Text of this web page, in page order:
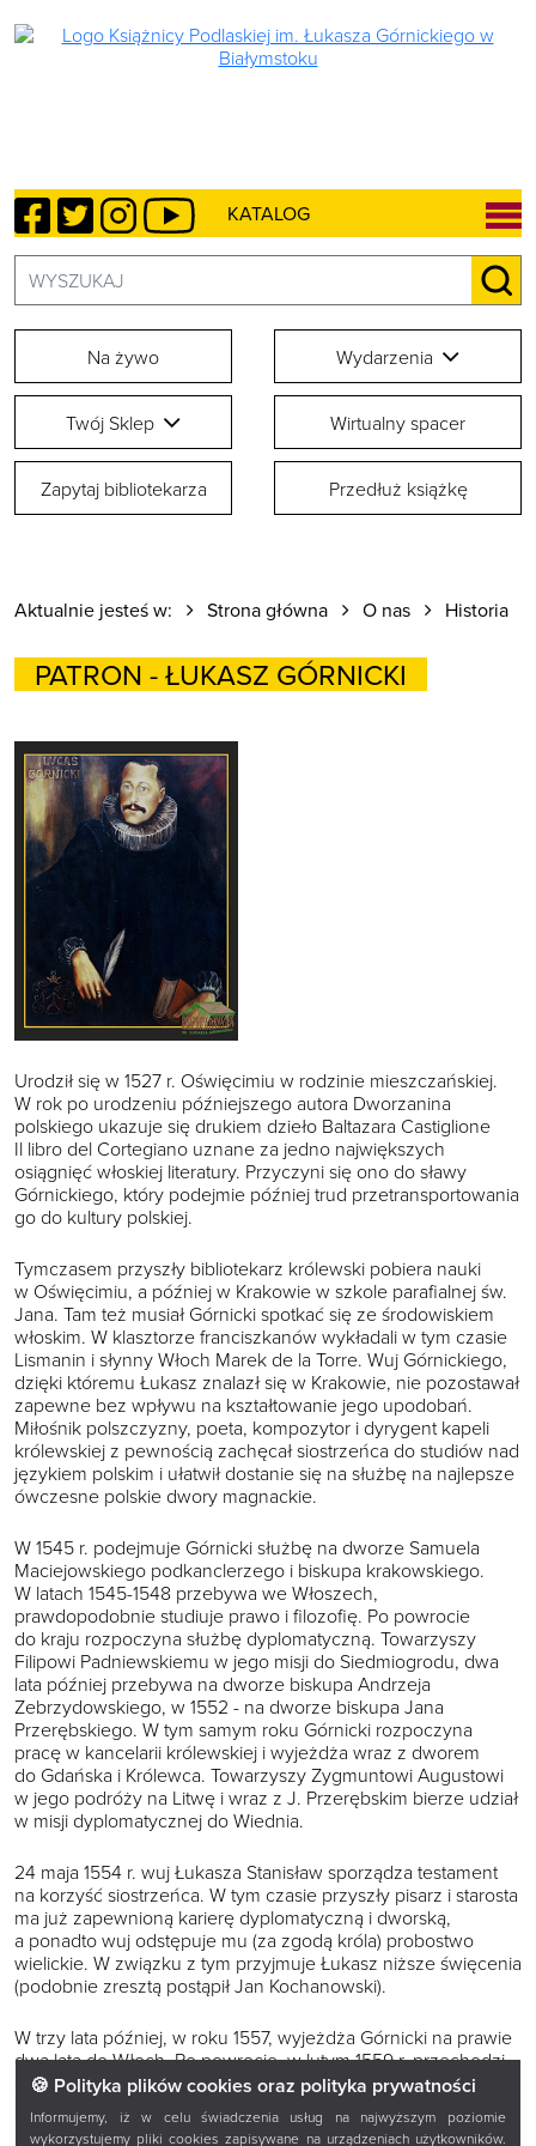
🍪 Polityka plików cookies oraz polityka prywatności
Informujemy, iż w celu świadczenia usług na najwyższym poziomie
wykorzystujemy pliki cookies zapisywane na urządzeniach użytkowników.
KATALOG
Facebook
TwitterInstagram
YouTube
Na żywo Wydarzenia
Twój Sklep Wirtualny spacer
Zapytaj bibliotekarza Przedłuż książkę
Aktualnie jesteś w: Strona główna O nas Historia
PATRON - ŁUKASZ GÓRNICKI
Urodził się w 1527 r. Oświęcimiu w rodzinie mieszczańskiej.
W rok po urodzeniu późniejszego autora Dworzanina
polskiego ukazuje się drukiem dzieło Baltazara Castiglione
Il libro del Cortegiano uznane za jedno największych
osiągnięć włoskiej literatury. Przyczyni się ono do sławy
Górnickiego, który podejmie później trud przetransportowania
go do kultury polskiej.
Tymczasem przyszły bibliotekarz królewski pobiera nauki
w Oświęcimiu, a później w Krakowie w szkole parafialnej św.
Jana. Tam też musiał Górnicki spotkać się ze środowiskiem
włoskim. W klasztorze franciszkanów wykładali w tym czasie
Lismanin i słynny Włoch Marek de la Torre. Wuj Górnickiego,
dzięki któremu Łukasz znalazł się w Krakowie, nie pozostawał
zapewne bez wpływu na kształtowanie jego upodobań.
Miłośnik polszczyzny, poeta, kompozytor i dyrygent kapeli
królewskiej z pewnością zachęcał siostrzeńca do studiów nad
językiem polskim i ułatwił dostanie się na służbę na najlepsze
ówczesne polskie dwory magnackie.
W 1545 r. podejmuje Górnicki służbę na dworze Samuela
Maciejowskiego podkanclerzego i biskupa krakowskiego.
W latach 1545-1548 przebywa we Włoszech,
prawdopodobnie studiuje prawo i filozofię. Po powrocie
do kraju rozpoczyna służbę dyplomatyczną. Towarzyszy
Filipowi Padniewskiemu w jego misji do Siedmiogrodu, dwa
lata później przebywa na dworze biskupa Andrzeja
Zebrzydowskiego, w 1552 - na dworze biskupa Jana
Przerębskiego. W tym samym roku Górnicki rozpoczyna
pracę w kancelarii królewskiej i wyjeżdża wraz z dworem
do Gdańska i Królewca. Towarzyszy Zygmuntowi Augustowi
w jego podróży na Litwę i wraz z J. Przerębskim bierze udział
w misji dyplomatycznej do Wiednia.
24 maja 1554 r. wuj Łukasza Stanisław sporządza testament
na korzyść siostrzeńca. W tym czasie przyszły pisarz i starosta
ma już zapewnioną karierę dyplomatyczną i dworską,
a ponadto wuj odstępuje mu (za zgodą króla) probostwo
wielickie. W związku z tym przyjmuje Łukasz niższe święcenia
(podobnie zresztą postąpił Jan Kochanowski).
W trzy lata później, w roku 1557, wyjeżdża Górnicki na prawie
dwa lata do Włoch. Po powrocie, w lutym 1559 r. przechodzi
do pracy w tajnej kancelarii królewskiej i staje się jednym
z zaufanych sekretarzy króla.